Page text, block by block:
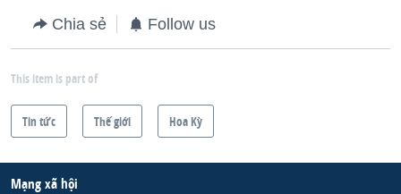
Chia sẻ Follow us
This item is part of
Tin tức Thế giới Hoa Kỳ
Mạng xã hội